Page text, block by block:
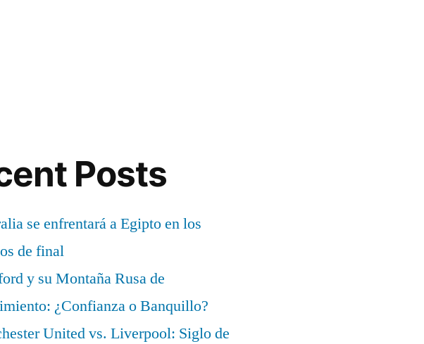
Posts
se enfrentará a Egipto en los
de final
y su Montaña Rusa de
¿Confianza o Banquillo?
United vs. Liverpool: Siglo de